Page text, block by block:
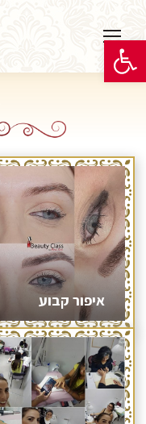
פתח סרגל נגישות
איפור קבוע